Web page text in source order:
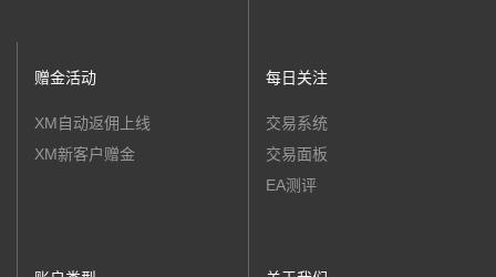
赠金活动
XM自动返佣上线
XM新客户赠金
每日关注
交易系统
交易面板
EA测评